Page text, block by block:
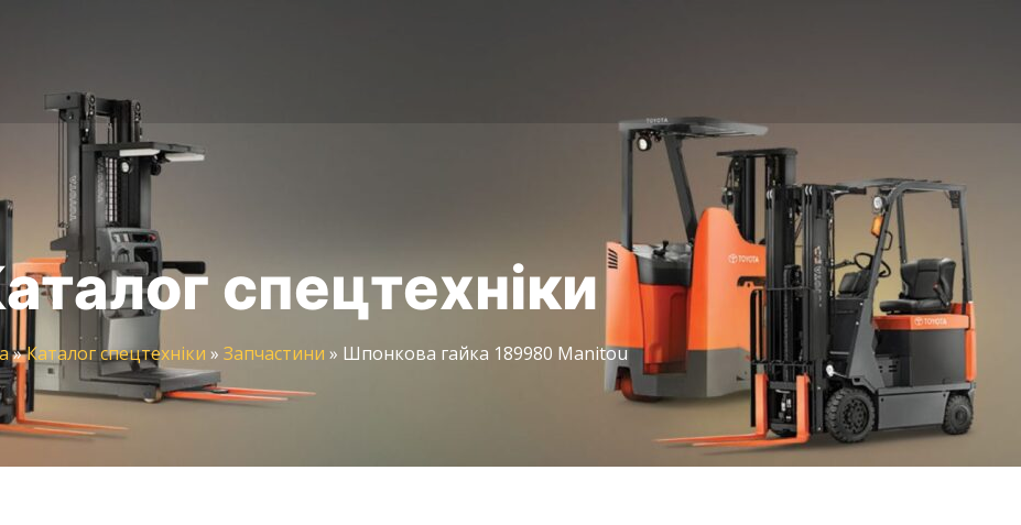
спецтехніки
»Каталог спецтехніки » Запчастини » Шпонкова гайка 189980 Manitou